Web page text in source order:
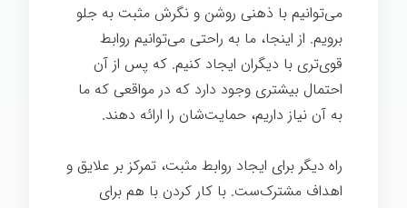
می‌توانیم با ذهنی روشن و نگرش مثبت به جلو
برویم. از اینجا، ما به راحتی می‌توانیم روابط
قوی‌تری با دیگران ایجاد کنیم. که پس از آن
احتمال بیشتری وجود دارد که در مواقعی که ما
به آن نیاز داریم، حمایت‌شان را ارائه دهند.
راه دیگر برای ایجاد روابط مثبت، تمرکز بر علایق و
اهداف مشترک‌ست. با کار کردن با هم برای